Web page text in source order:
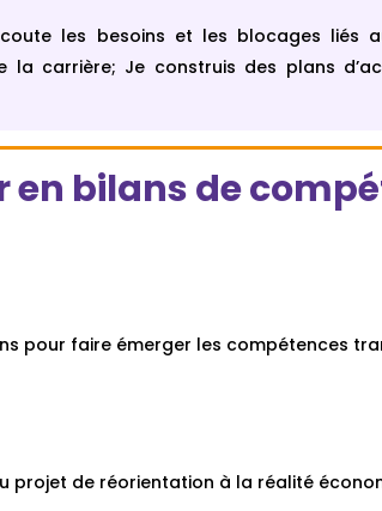
les besoins et les blocages liés
la carrière; Je construis des plans
bilans de
pour faire émerger les compétences
projet de réorientation à la réalité